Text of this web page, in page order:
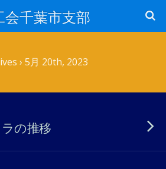
会千葉市支部
› 5月 20th, 2023
の推移